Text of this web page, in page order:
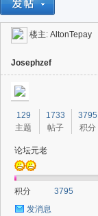
» › ›
楼主: AltonTepay
Josephzef
129
主题
1733
帖子
3795
积分
论坛元老
积分
3795
发消息